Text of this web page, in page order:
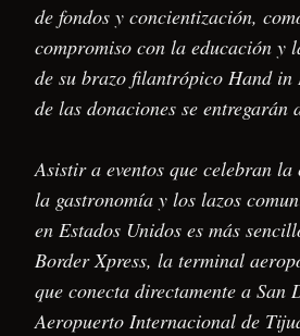
de fondos y concientización,
compromiso con la educación y
de su brazo filantrópico Hand
de las donaciones se entregarán
Asistir a eventos que celebran
la gastronomía y los lazos
en Estados Unidos es más
Border Xpress, la terminal
que conecta directamente a San
Aeropuerto Internacional de